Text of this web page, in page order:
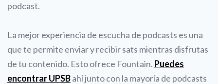
podcast.
La mejor experiencia de escucha de podcasts es una
que te permite enviar y recibir sats mientras disfrutas
de tu contenido. Esto ofrece Fountain. Puedes
encontrar UPSBahí junto con la mayoría de podcasts